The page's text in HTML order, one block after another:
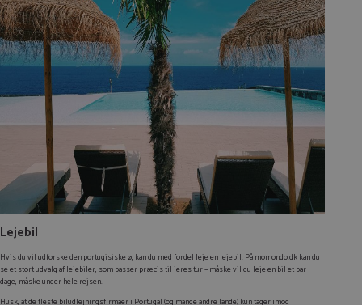
Lejebil
Hvis du vil udforske den portugisiske ø, kan du med fordel leje en lejebil. På momondo.dk kan du
se et stort udvalg af lejebiler, som passer præcis til jeres tur – måske vil du leje en bil et par
dage, måske under hele rejsen.
Husk, at de fleste biludlejningsfirmaer i Portugal (og mange andre lande) kun tager imod